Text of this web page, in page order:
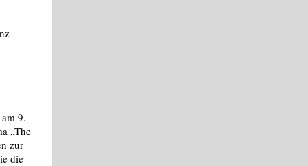
9.
„The
zur
die